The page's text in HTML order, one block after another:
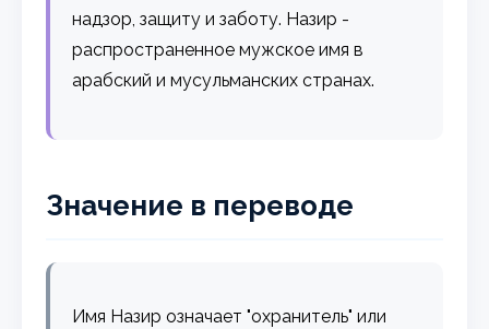
надзор, защиту и заботу. Назир -
распространенное мужское имя в
арабский и мусульманских странах.
Значение в переводе
Имя Назир означает "охранитель" или